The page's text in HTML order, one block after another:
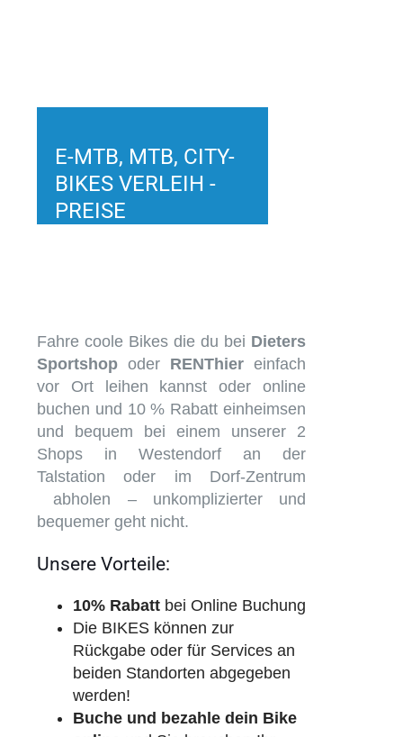
E-MTB, MTB, CITY-
BIKES VERLEIH -
PREISE
Fahre coole Bikes die du bei Dieters
Sportshop oder RENThier einfach
vor Ort leihen kannst oder online
buchen und 10 % Rabatt einheimsen
und bequem bei einem unserer 2
Shops in Westendorf an der
Talstation oder im Dorf-Zentrum
abholen – unkomplizierter und
bequemer geht nicht.
Unsere Vorteile:
10% Rabatt bei Online Buchung
Die BIKES können zur
Rückgabe oder für Services an
beiden Standorten abgegeben
werden!
Buche und bezahle dein Bike